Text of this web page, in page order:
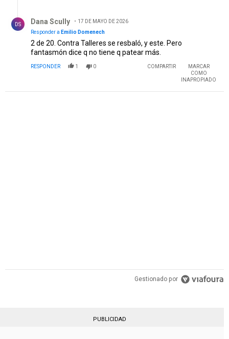
DS Dana Scully
17 DE MAYO DE 2026
Responder a Emilio Domenech
2 de 20. Contra Talleres se resbaló, y este. Pero
fantasmón dice q no tiene q patear más.
RESPONDER 1 0 COMPARTIR
MARCAR
COMO
INAPROPIADO
Gestionado por
PUBLICIDAD